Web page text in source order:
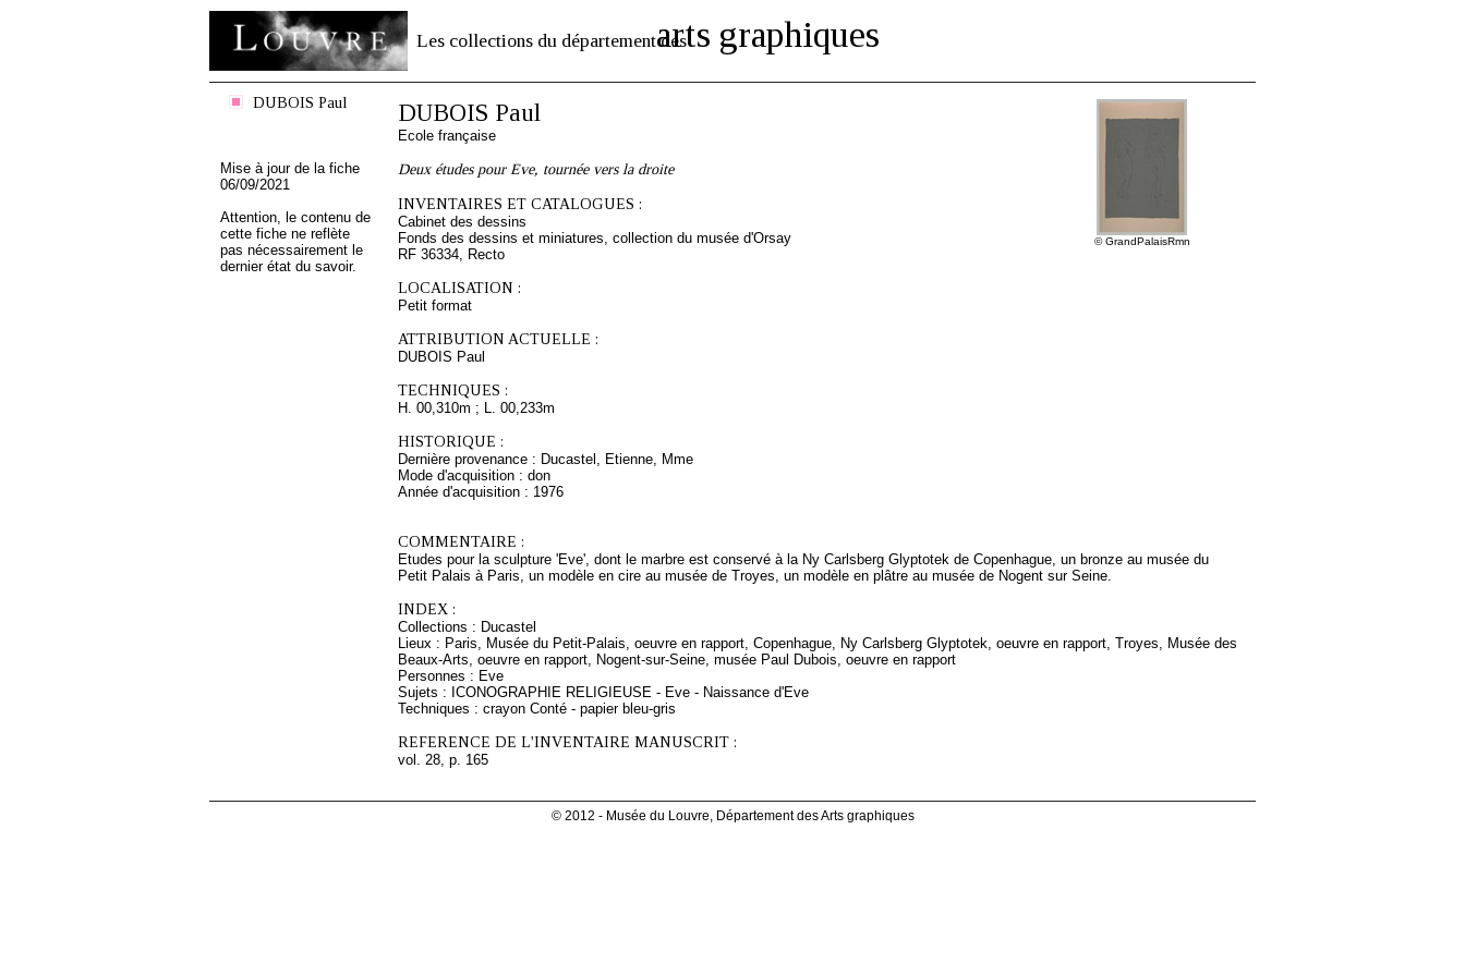
Les collections du département desarts graphiques
DUBOIS Paul
Mise à jour de la fiche
06/09/2021
Attention, le contenu de
cette fiche ne reflète
pas nécessairement le
dernier état du savoir.
© GrandPalaisRmn
DUBOIS Paul
Ecole française
Deux études pour Eve, tournée vers la droite
INVENTAIRES ET CATALOGUES :
Cabinet des dessins
Fonds des dessins et miniatures, collection du musée d'Orsay
RF 36334, Recto
LOCALISATION :
Petit format
ATTRIBUTION ACTUELLE :
DUBOIS Paul
TECHNIQUES :
H. 00,310m ; L. 00,233m
HISTORIQUE :
Dernière provenance : Ducastel, Etienne, Mme
Mode d'acquisition : don
Année d'acquisition : 1976
COMMENTAIRE :
Etudes pour la sculpture 'Eve', dont le marbre est conservé à la Ny Carlsberg Glyptotek de Copenhague, un bronze au musée du
Petit Palais à Paris, un modèle en cire au musée de Troyes, un modèle en plâtre au musée de Nogent sur Seine.
INDEX :
Collections : Ducastel
Lieux : Paris, Musée du Petit-Palais, oeuvre en rapport, Copenhague, Ny Carlsberg Glyptotek, oeuvre en rapport, Troyes, Musée des
Beaux-Arts, oeuvre en rapport, Nogent-sur-Seine, musée Paul Dubois, oeuvre en rapport
Personnes : Eve
Sujets : ICONOGRAPHIE RELIGIEUSE - Eve - Naissance d'Eve
Techniques : crayon Conté - papier bleu-gris
REFERENCE DE L'INVENTAIRE MANUSCRIT :
vol. 28, p. 165
© 2012 - Musée du Louvre, Département des Arts graphiques